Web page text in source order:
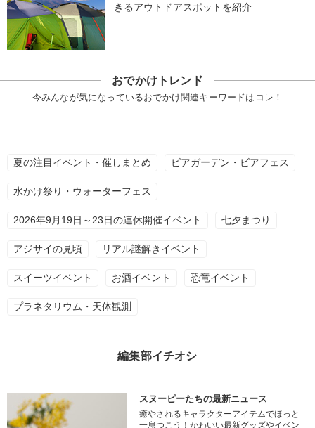
きるアウトドアスポットを紹介
おでかけトレンド
今みんなが気になっているおでかけ関連キーワードはコレ！
夏の注目イベント・催しまとめ ビアガーデン・ビアフェス
水かけ祭り・ウォーターフェス
2026年9月19日～23日の連休開催イベント 七夕まつり
アジサイの見頃 リアル謎解きイベント
スイーツイベント お酒イベント 恐竜イベント
プラネタリウム・天体観測
編集部イチオシ
スヌーピーたちの最新ニュース
癒やされるキャラクターアイテムでほっと
一息つこう！かわいい最新グッズやイベン